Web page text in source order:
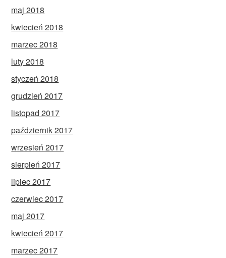
maj 2018
kwiecień 2018
marzec 2018
luty 2018
styczeń 2018
grudzień 2017
listopad 2017
październik 2017
wrzesień 2017
sierpień 2017
lipiec 2017
czerwiec 2017
maj 2017
kwiecień 2017
marzec 2017